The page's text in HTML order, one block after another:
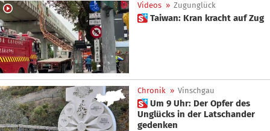
Videos » Zugunglück
 Taiwan: Kran kracht auf Zug
Chronik » Vinschgau
 Um 9 Uhr: Der Opfer des
Unglücks in der Latschander
gedenken